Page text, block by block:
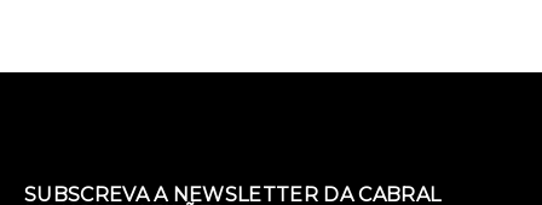
SUBSCREVA A NEWSLETTER DA CABRAL